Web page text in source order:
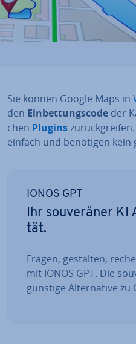
Sie können Google Maps in
den Ein­bet­tungs­code der
chen Plugins
einfach und benötigen kein
IONOS GPT
Ihr sou­ve­rä­ner
tät.
Fragen, gestalten,
mit IONOS GPT. Die
günstige Al­ter­na­ti­ve zu